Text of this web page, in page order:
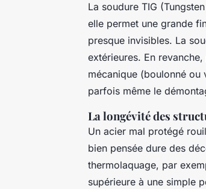
La soudure TIG
elle permet une grande
presque invisibles. La
extérieures. En
mécanique (boulonné
parfois même le
La longévité des
Un acier mal protégé
bien pensée dure des
thermolaquage, par
supérieure à une simple